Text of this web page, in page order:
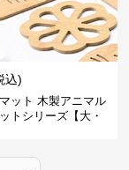
込)
ット 木製アニマル
トシリーズ【大・